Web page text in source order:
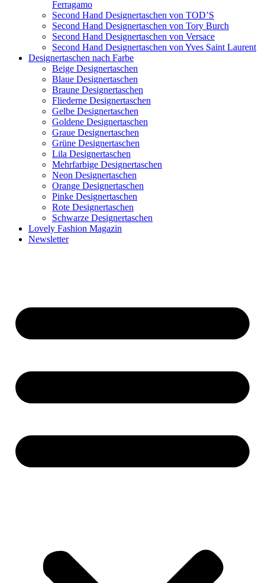
Ferragamo
Second Hand Designertaschen von TOD’S
Second Hand Designertaschen von Tory Burch
Second Hand Designertaschen von Versace
Second Hand Designertaschen von Yves Saint Laurent
Designertaschen nach Farbe
Beige Designertaschen
Blaue Designertaschen
Braune Designertaschen
Fliederne Designertaschen
Gelbe Designertaschen
Goldene Designertaschen
Graue Designertaschen
Grüne Designertaschen
Lila Designertaschen
Mehrfarbige Designertaschen
Neon Designertaschen
Orange Designertaschen
Pinke Designertaschen
Rote Designertaschen
Schwarze Designertaschen
Lovely Fashion Magazin
Newsletter